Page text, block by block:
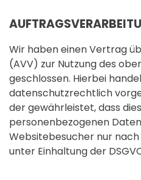
Wir haben einen Vertrag
(AVV) zur Nutzung des
geschlossen. Hierbei
datenschutzrechtlich
der gewährleistet, dass
personenbezogenen
Websitebesucher nur
unter Einhaltung der